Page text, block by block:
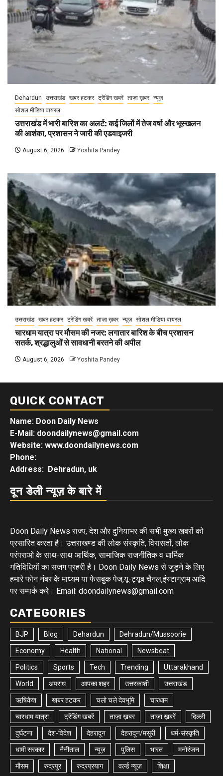
Dehardun उत्तराखंड खबर हटकर ट्रेंडिंग खबरें ताज़ा ख़बर न्यूज़
सोशल मीडिया वायरल
उत्तराखंड में भारी बारिश का अलर्ट: कई जिलों में तेज वर्षा और भूस्खलन
की आशंका, प्रशासन ने जारी की एडवाइजरी
August 6, 2026 Yoshita Pandey
उत्तराखंड खबर हटकर ट्रेंडिंग खबरें ताज़ा ख़बर न्यूज़ सोशल मीडिया वायरल
चारधाम यात्रा पर मौसम की नजर: लगातार बारिश के बीच प्रशासन
सतर्क, श्रद्धालुओं से सावधानी बरतने की अपील
August 6, 2026 Yoshita Pandey
QUICK CONTACT
Name: Doon Daily News
E-Mail: doondailynews@gmail.com
Website: www.doondailynews.com
Phone:
Address: Dehradun, uk
दून डेली न्यूज़ के बारे में
Doon Daily News राज्य, देश और दुनियाभर की सभी मुख्य खबरों को
प्रसारित करता है। उत्तराखण्ड की लोक संस्कृति, विरासतों, लोक
परंपराओ के साथ-साथ आर्थिक, सामाजिक राजनीतिक व धार्मिक
गतिविधियों का सजग प्रहरी है। Doon Daily News से जुड़ने के लिए
हमारे फोन नंबर के माध्यम या फेसबुक पेज,यू-ट्यूब चैनल,इंस्टाग्राम आदि
पर सम्पर्क करे। Email: doondailynews@gmail.com
CATEGORIES
BJP Blog Dehardun Dehradun/Mussoorie
Economy Health National Newsbeat
Politics Sports Tech Trending Uttarakhand
World अपराध आपका शहर उत्तरकाशी उत्तराखंड
ऋषिकेश खबर हटकर चलो चले देवभूमि चारधाम
चारधाम यात्रा ट्रेंडिंग खबरें ताज़ा ख़बर ताज़ा ख़बरें दिल्ली
दुर्घटना देश-विदेश देहरादून देहरादून/मसूरी धर्म-संस्कृति
धामी सरकार नैनीताल न्यूज़ पुलिस भारत मनोरंजन
मौसम रुद्रपुर रुद्रप्रयाग वर्ल्ड न्यूज़ शिक्षा